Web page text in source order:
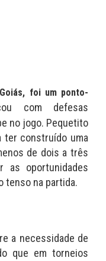
foi um ponto-
com defesas
no jogo. Pequetito
ter construído uma
de dois a três
as oportunidades
tenso na partida.
a necessidade de
que em torneios